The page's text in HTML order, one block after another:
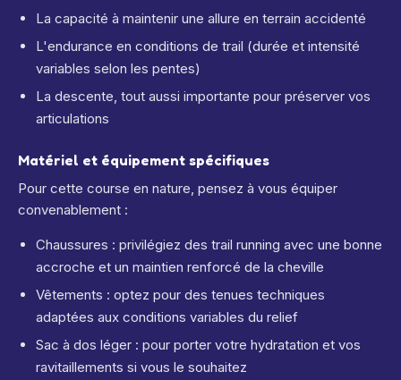
La capacité à maintenir une allure en terrain accidenté
L'endurance en conditions de trail (durée et intensité
variables selon les pentes)
La descente, tout aussi importante pour préserver vos
articulations
Matériel et équipement spécifiques
Pour cette course en nature, pensez à vous équiper
convenablement :
Chaussures : privilégiez des trail running avec une bonne
accroche et un maintien renforcé de la cheville
Vêtements : optez pour des tenues techniques
adaptées aux conditions variables du relief
Sac à dos léger : pour porter votre hydratation et vos
ravitaillements si vous le souhaitez